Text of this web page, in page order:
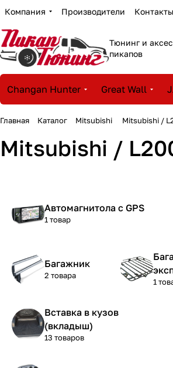
Компания Производители Контакты
Тюнинг и
пикапов
Changan Hunter Great Wall
Главная Каталог Mitsubishi Mitsubishi /
Mitsubishi /
Автомагнитола с GPS
1 товар
Багажник
2 товара
1
Вставка в кузов
(вкладыш)
13 товаров